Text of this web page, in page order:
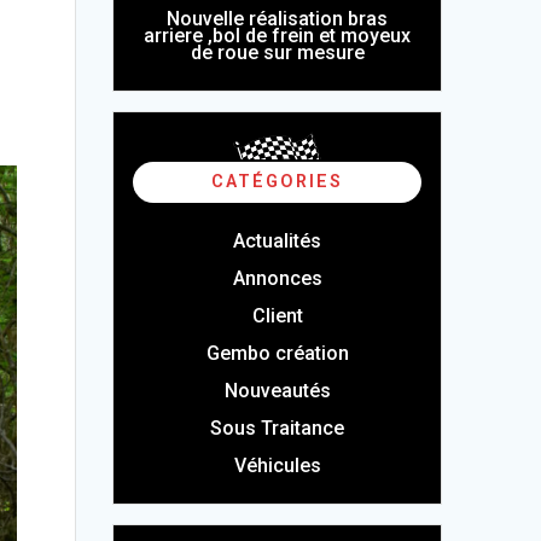
Nouvelle réalisation bras
arriere ,bol de frein et moyeux
de roue sur mesure
CATÉGORIES
Actualités
Annonces
Client
Gembo création
Nouveautés
Sous Traitance
Véhicules